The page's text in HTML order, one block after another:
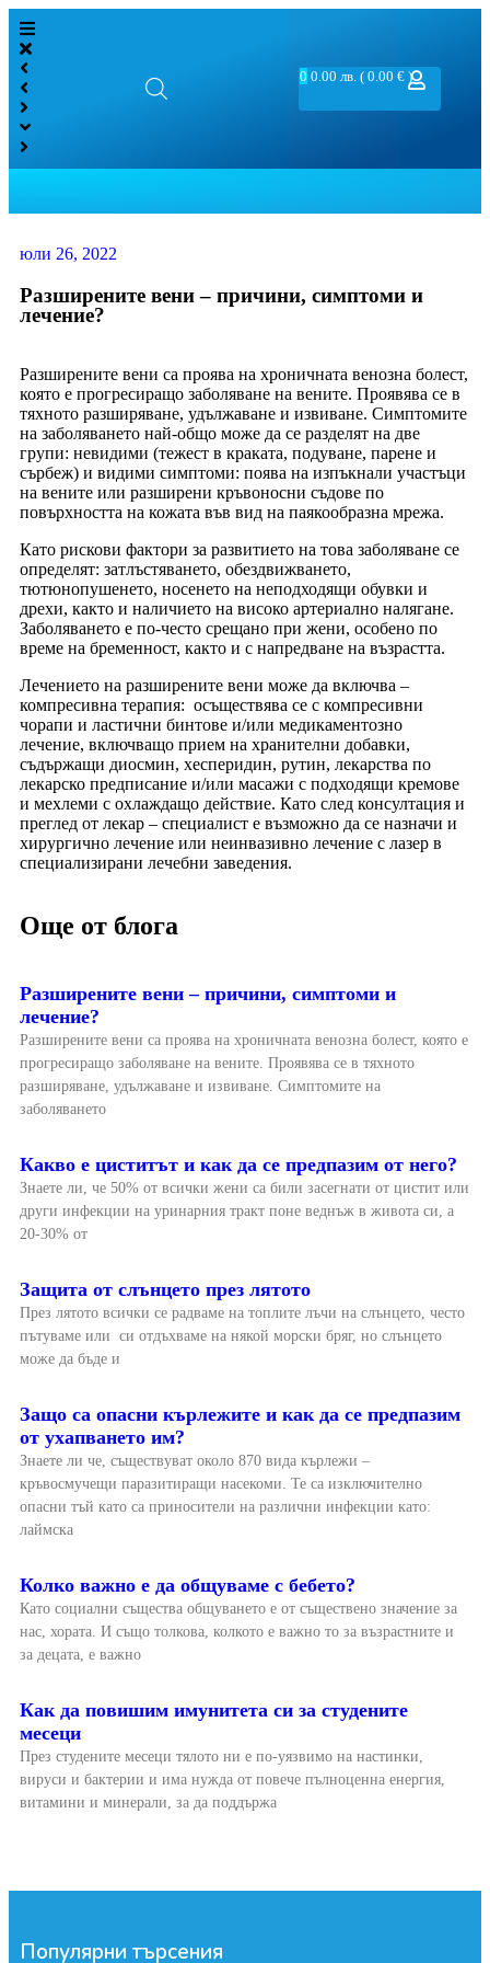
0 0.00 лв. ( 0.00 € )
юли 26, 2022
Разширените вени – причини, симптоми и
лечение?
Разширените вени са проява на хроничната венозна болест,
която е прогресиращо заболяване на вените. Проявява се в
тяхното разширяване, удължаване и извиване. Симптомите
на заболяването най-общо може да се разделят на две
групи: невидими (тежест в краката, подуване, парене и
сърбеж) и видими симптоми: поява на изпъкнали участъци
на вените или разширени кръвоносни съдове по
повърхността на кожата във вид на паякообразна мрежа.
Като рискови фактори за развитието на това заболяване се
определят: затлъстяването, обездвижването,
тютюнопушенето, носенето на неподходящи обувки и
дрехи, както и наличието на високо артериално налягане.
Заболяването е по-често срещано при жени, особено по
време на бременност, както и с напредване на възрастта.
Лечението на разширените вени може да включва –
компресивна терапия: осъществява се с компресивни
чорапи и ластични бинтове и/или медикаментозно
лечение, включващо прием на хранителни добавки,
съдържащи диосмин, хесперидин, рутин, лекарства по
лекарско предписание и/или масажи с подходящи кремове
и мехлеми с охлаждащо действие. Като след консултация и
преглед от лекар – специалист е възможно да се назначи и
хирургично лечение или неинвазивно лечение с лазер в
специализирани лечебни заведения.
Още от блога
Разширените вени – причини, симптоми и
лечение?
Разширените вени са проява на хроничната венозна болест, която е
прогресиращо заболяване на вените. Проявява се в тяхното
разширяване, удължаване и извиване. Симптомите на
заболяването
Какво е циститът и как да се предпазим от него?
Знаете ли, че 50% от всички жени са били засегнати от цистит или
други инфекции на уринарния тракт поне веднъж в живота си, а
20-30% от
Защита от слънцето през лятото
През лятото всички се радваме на топлите лъчи на слънцето, често
пътуваме или си отдъхваме на някой морски бряг, но слънцето
може да бъде и
Защо са опасни кърлежите и как да се предпазим
от ухапването им?
Знаете ли че, съществуват около 870 вида кърлежи –
кръвосмучещи паразитиращи насекоми. Те са изключително
опасни тъй като са приносители на различни инфекции като:
лаймска
Колко важно е да общуваме с бебето?
Като социални същества общуването е от съществено значение за
нас, хората. И също толкова, колкото е важно то за възрастните и
за децата, е важно
Как да повишим имунитета си за студените
месеци
През студените месеци тялото ни е по-уязвимо на настинки,
вируси и бактерии и има нужда от повече пълноценна енергия,
витамини и минерали, за да поддържа
Популярни търсения